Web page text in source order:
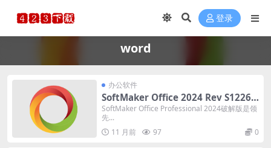
登录
word
办公软件
SoftMaker Office 2024 Rev S1226.0
817 中文破解版
SoftMaker Office Professional 2024破解版是领
先...
11 月前
97 0